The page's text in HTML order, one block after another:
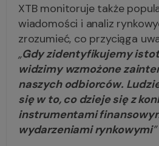
XTB monitoruje także
wiadomości i analiz
zrozumieć, co przyciąga
„Gdy zidentyfikujemy
widzimy wzmożone
naszych odbiorców.
się w to, co dzieje się z
instrumentami
wydarzeniami rynkowymi”